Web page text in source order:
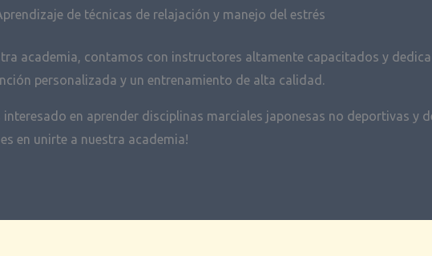
de técnicas de relajación y manejo del estrés
academia, contamos con instructores altamente capacitados y
personalizada y un entrenamiento de alta calidad.
interesado en aprender disciplinas marciales japonesas no deportivas y
en unirte a nuestra academia!